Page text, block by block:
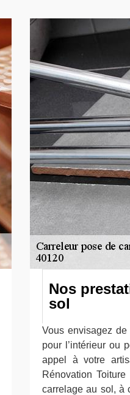
Nos
sol
Vous envisagez
pour l’intérieur ou
appel à votre
Rénovation
carrelage au sol, à